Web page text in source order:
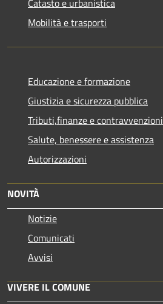
Catasto e urbanistica
Mobilità e trasporti
Educazione e formazione
Giustizia e sicurezza pubblica
Tributi,finanze e contravvenzioni
Salute, benessere e assistenza
Autorizzazioni
NOVITÀ
Notizie
Comunicati
Avvisi
VIVERE IL COMUNE